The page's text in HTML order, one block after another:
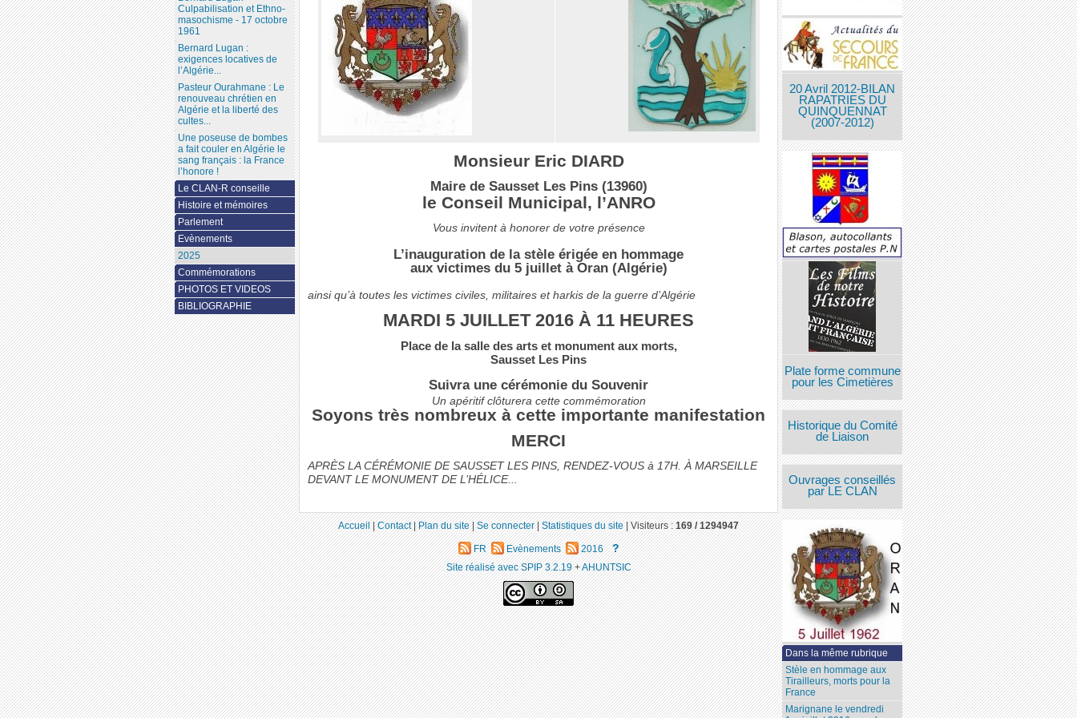
Monsieur Eric DIARD
Maire de Sausset Les Pins (13960)
le Conseil Municipal, l’ANRO
Vous invitent à honorer de votre présence
L’inauguration de la stèle érigée en hommage
aux victimes du 5 juillet à Oran (Algérie)
ainsi qu’à toutes les victimes civiles, militaires et harkis de la guerre d’Algérie
MARDI 5 JUILLET 2016 À 11 HEURES
Place de la salle des arts et monument aux morts,
Sausset Les Pins
Suivra une cérémonie du Souvenir
Un apéritif clôturera cette commémoration
Soyons très nombreux à cette importante manifestation
MERCI
APRÈS LA CÉRÉMONIE DE SAUSSET LES PINS, RENDEZ-VOUS à 17H. À MARSEILLE
DEVANT LE MONUMENT DE L’HÉLICE...
20 Avril 2012-BILAN
RAPATRIES DU
QUINQUENNAT
(2007-2012)
Plate forme commune
pour les Cimetières
Historique du Comité
de Liaison
Ouvrages conseillés
par LE CLAN
Dans la même rubrique
Stèle en hommage aux
Tirailleurs, morts pour la
France
Marignane le vendredi
Culpabilisation et Ethno-
masochisme - 17 octobre
1961
Bernard Lugan :
exigences locatives de
l’Algérie...
Pasteur Ourahmane : Le
renouveau chrétien en
Algérie et la liberté des
cultes...
Une poseuse de bombes
a fait couler en Algérie le
sang français : la France
l’honore !
Le CLAN-R conseille
Histoire et mémoires
Parlement
Evènements
2025
Commémorations
PHOTOS ET VIDEOS
BIBLIOGRAPHIE
Accueil|Contact|Plan du site|Se connecter|Statistiques du site|Visiteurs :169 / 1294947
FR Evènements 2016 ?
Site réalisé avec SPIP 3.2.19+AHUNTSIC